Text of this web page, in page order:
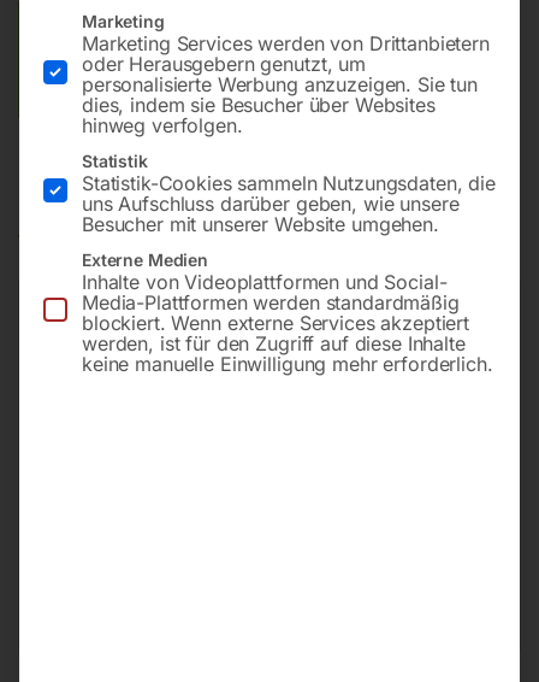
Versandkosten Standard (Österreich):
10,00
Bitte beachten Sie: Die Versandkosten gelten für Österreich.
Andere Länder können abweichen.
Produktsicherheit
Produktsicherheit
Marketing
Marketing Services werden von Drittanbietern
oder Herausgebern genutzt, um
personalisierte Werbung anzuzeigen. Sie tun
dies, indem sie Besucher über Websites
hinweg verfolgen.
Statistik
Statistik-Cookies sammeln Nutzungsdaten, die
uns Aufschluss darüber geben, wie unsere
Besucher mit unserer Website umgehen.
Externe Medien
Inhalte von Videoplattformen und Social-
Media-Plattformen werden standardmäßig
blockiert. Wenn externe Services akzeptiert
werden, ist für den Zugriff auf diese Inhalte
keine manuelle Einwilligung mehr erforderlich.